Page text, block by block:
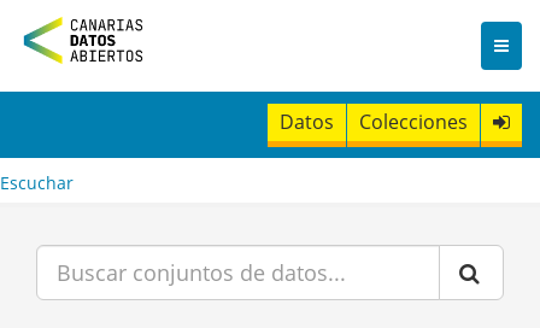
n
t
Datos Colecciones
Escuchar